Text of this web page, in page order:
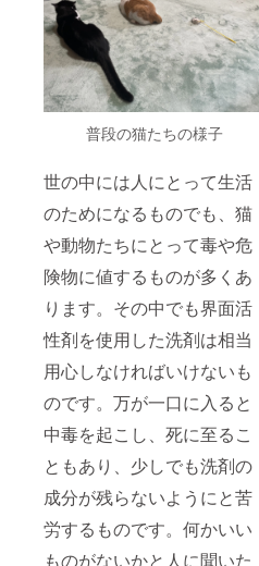
普段の猫たちの様子
世の中には人にとって生活
のためになるものでも、猫
や動物たちにとって毒や危
険物に値するものが多くあ
ります。その中でも界面活
性剤を使用した洗剤は相当
用心しなければいけないも
のです。万が一口に入ると
中毒を起こし、死に至るこ
ともあり、少しでも洗剤の
成分が残らないようにと苦
労するものです。何かいい
ものがないかと人に聞いた